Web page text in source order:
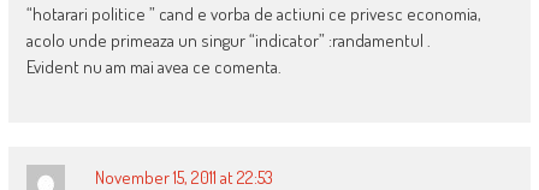
“hotarari politice ” cand e vorba de actiuni ce privesc economia,
acolo unde primeaza un singur “indicator” :randamentul .
Evident nu am mai avea ce comenta.
November 15, 2011 at 22:53